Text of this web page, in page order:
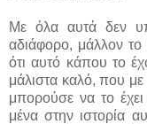
Με όλα αυτά δεν
αδιάφορο, μάλλον το
ότι αυτό κάπου το
μάλιστα καλό, που με
μπορούσε να το έχει
μένα στην ιστορία